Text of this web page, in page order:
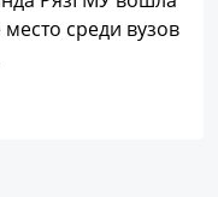
среди вузов